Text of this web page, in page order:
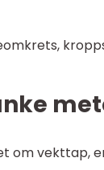
om vekttap,